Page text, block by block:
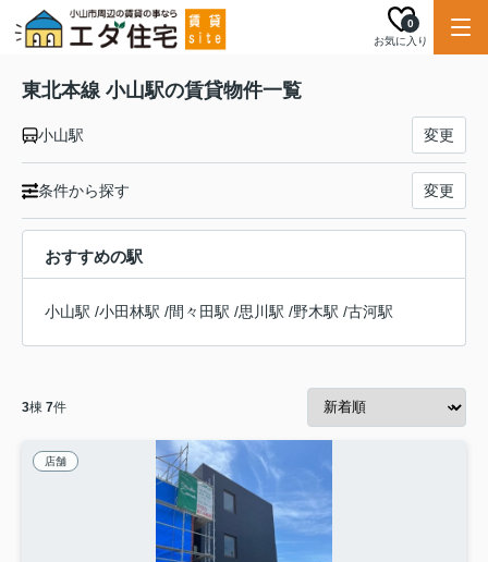
お気に入り
0
東北本線 小山駅の賃貸物件一覧
小山駅 変更
条件から探す 変更
おすすめの駅
小山駅 /小田林駅 /間々田駅 /思川駅 /野木駅 /古河駅
3棟 7件
店舗